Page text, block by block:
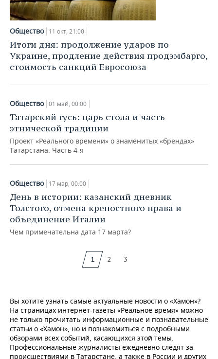
Общество 11 окт, 21:00
Итоги дня: продолжение ударов по
Украине, продление действия продэмбарго,
стоимость санкций Евросоюза
Общество 01 май, 00:00
Татарский гусь: царь стола и часть
этнической традиции
Проект «Реального времени» о знаменитых «брендах»
Татарстана. Часть 4-я
Общество 17 мар, 00:00
День в истории: казанский дневник
Толстого, отмена крепостного права и
объединение Италии
Чем примечательна дата 17 марта?
1 2 3
Вы хотите узнать самые актуальные новости о «Хамон»?
На страницах интернет-газеты «Реальное время» можно
не только прочитать информационные и познавательные
статьи о «Хамон», но и познакомиться с подробными
обзорами всех событий, касающихся этой темы.
Профессиональные журналисты ежедневно следят за
происшествиями в Татарстане, а также в России и других